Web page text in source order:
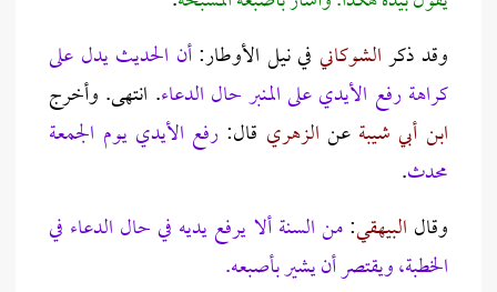
وقد ذكرالشوكاني في نيل الأوطار:أن الحديث يدل على
كراهة رفع الأيدي على المنبر حال الدعاء. انتهى. وأخرج
ابن أبي شيبة عن الزهري قال: رفع الأيدي يوم الجمعة
محدث.
وقال البيهقي:من السنة ألا يرفع يديه في حال الدعاء في
الخطبة، ويقتصر أن يشير بأصبعه.